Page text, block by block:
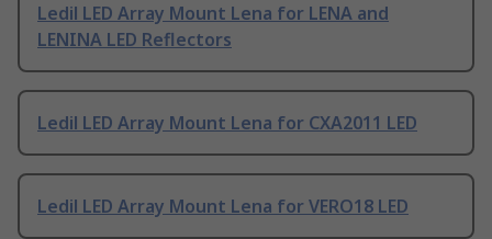
Ledil LED Array Mount Lena for LENA and
LENINA LED Reflectors
Ledil LED Array Mount Lena for CXA2011 LED
Ledil LED Array Mount Lena for VERO18 LED